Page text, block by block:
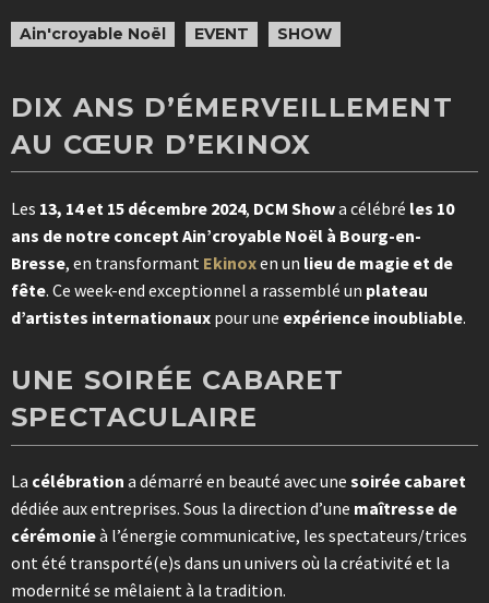
Ain'croyable Noël EVENT SHOW
DIX ANS D’ÉMERVEILLEMENT
AU CŒUR D’EKINOX
Les 13, 14 et 15 décembre 2024, DCM Showa célébré les 10
ans de notre concept Ain’croyable Noël à Bourg-en-
Bresse, en transformant Ekinoxen un lieu de magie et de
fête. Ce week-end exceptionnel a rassemblé un plateau
d’artistes internationaux pour une expérience inoubliable.
UNE SOIRÉE CABARET
SPECTACULAIRE
La célébration a démarré en beauté avec une soirée cabaret
dédiée aux entreprises. Sous la direction d’une maîtresse de
cérémonieà l’énergie communicative, les spectateurs/trices
ont été transporté(e)s dans un univers où la créativité et la
modernité se mêlaient à la tradition.